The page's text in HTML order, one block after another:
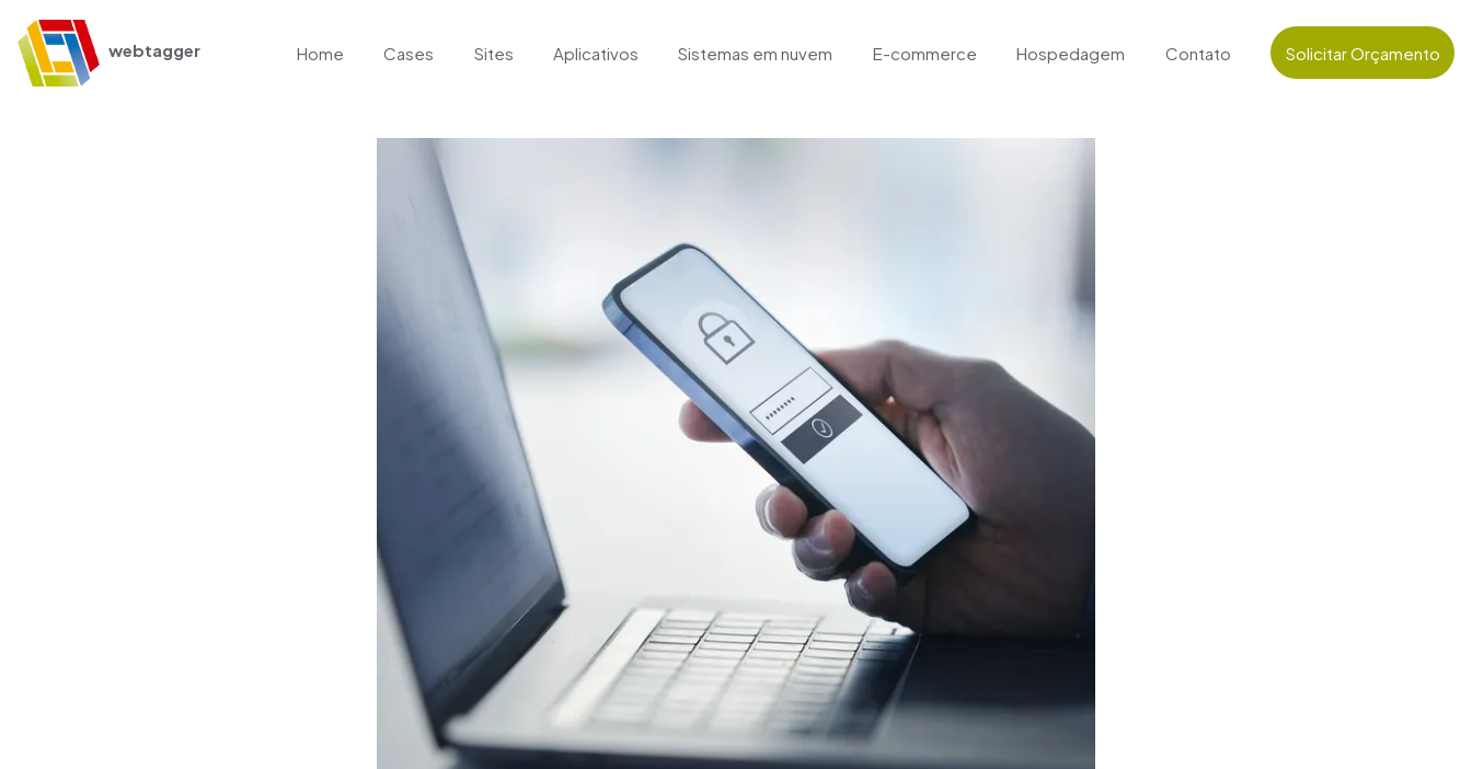
webtagger Home Cases Sites Aplicativos Sistemas em nuvem E-commerce Hospedagem Contato Solicitar Orçamento